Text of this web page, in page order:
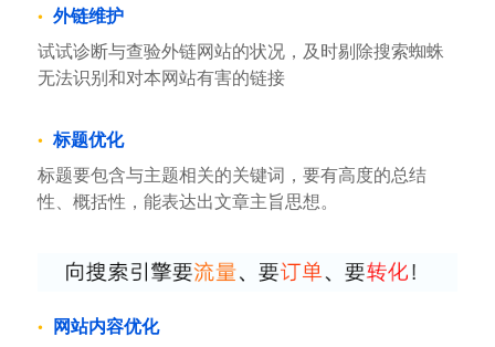
外链维护
试试诊断与查验外链网站的状况，及时剔除搜索蜘蛛
无法识别和对本网站有害的链接
标题优化
标题要包含与主题相关的关键词，要有高度的总结
性、概括性，能表达出文章主旨思想。
网站内容优化